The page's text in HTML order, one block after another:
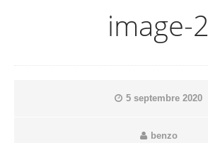
image-2
5 septembre 2020
benzo